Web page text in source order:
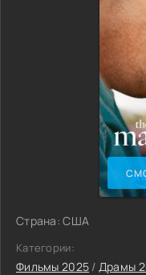
Страна: США
Категории:
Фильмы 2025 / Драмы